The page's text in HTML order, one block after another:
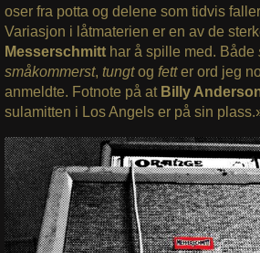
oser fra potta og delene som tidvis
Variasjon i låtmaterien er en av de
Messerschmitthar å spille med. Både
småkommerst, tungtog fetter ord jeg
anmeldte. Fotnote på at Billy
sulamitten i Los Angels er på sin